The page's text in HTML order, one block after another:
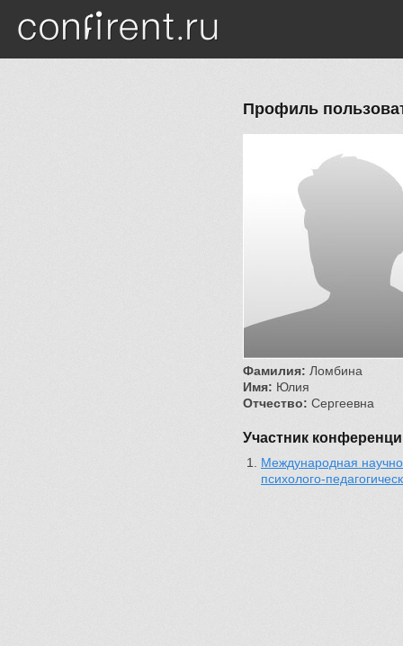
Перейти к основному содержанию
Профиль
Фамилия: Ломбина
Имя: Юлия
Отчество: Сергеевна
Участник
Международная
психолого-